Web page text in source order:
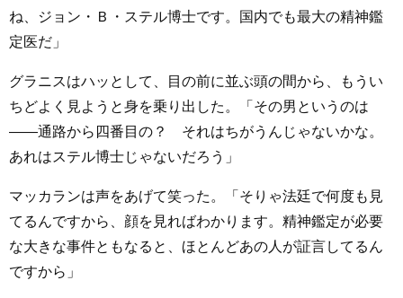
ね、ジョン・Ｂ・ステル博士です。国内でも最大の精神鑑
定医だ」
グラニスはハッとして、目の前に並ぶ頭の間から、もうい
ちどよく見ようと身を乗り出した。「その男というのは
――通路から四番目の？ それはちがうんじゃないかな。
あれはステル博士じゃないだろう」
マッカランは声をあげて笑った。「そりゃ法廷で何度も見
てるんですから、顔を見ればわかります。精神鑑定が必要
な大きな事件ともなると、ほとんどあの人が証言してるん
ですから」